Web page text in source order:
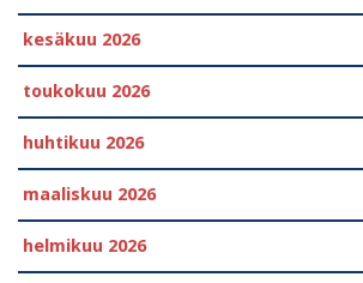
kesäkuu 2026
toukokuu 2026
huhtikuu 2026
maaliskuu 2026
helmikuu 2026